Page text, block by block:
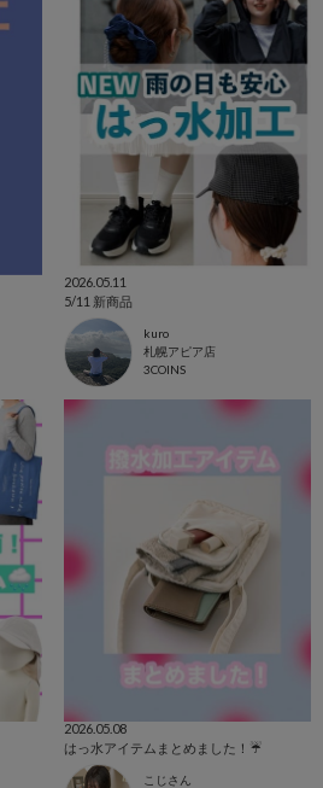
2026.05.11
5/11 新商品
kuro
札幌アピア店
3COINS
2026.05.08
はっ水アイテムまとめました！☔️
こじさん